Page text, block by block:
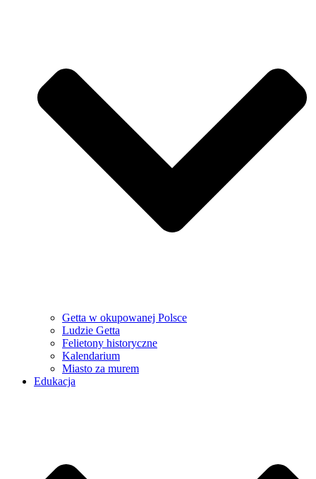
Getta w okupowanej Polsce
Ludzie Getta
Felietony historyczne
Kalendarium
Miasto za murem
Edukacja